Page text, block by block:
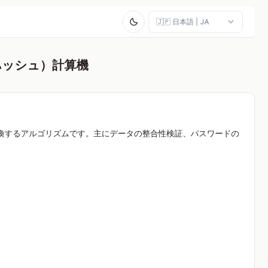
シュ）計算機
るアルゴリズムです。主にデータの整合性検証、パスワードの